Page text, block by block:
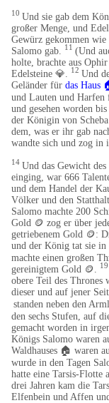
10Und sie gab dem
großer Menge, und
Gewürz gekommen
Salomo gab.
11 (Und
holte, brachte aus
Edelsteine 💎​.
12Und
Geländer fürdas Haus
und Lauten und Harfen
und gesehen worden
der Königin von
dem, was er ihr gab
wandte sich und zog in
14Und das Gewicht
einging, war 666
und dem Handel der
Völker und den
Salomo machte 200
Gold 🪙 zog er über
getriebenem Gold 🪙:
und der König tat sie in
machte einen großen
gereinigtem Gold 🪙.
19
obere Teil des Thrones
dieser und auf jener
standen neben den
den sechs Stufen, auf
gemacht worden in
Königs Salomo waren
Waldhauses 🏠 waren
wurde in den Tagen
hatte eine Tarsis-
drei Jahren kam die
Elfenbein und Affen